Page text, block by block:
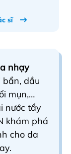
sĩ
nhạy
bẩn, dầu
mụn,…
nước tẩy
khám phá
cho da